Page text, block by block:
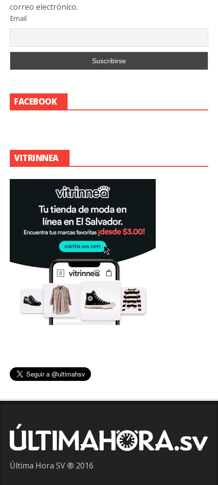
correo electrónico.
Email
FACEBOOK
VITRINNEA
Última Hora SV ® 2016